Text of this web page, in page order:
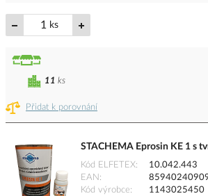
ks
Přidat k porovnání
11 ks
STACHEMA Eprosin KE 1 s
Kód ELFETEX
10.042.443
EAN
Kód výrobce
1143025450